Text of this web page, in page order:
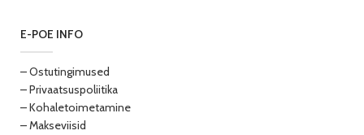
E-POE INFO
– Ostutingimused
– Privaatsuspoliitika
– Kohaletoimetamine
– Makseviisid